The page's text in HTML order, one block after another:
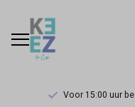
Voor 15:00 uur